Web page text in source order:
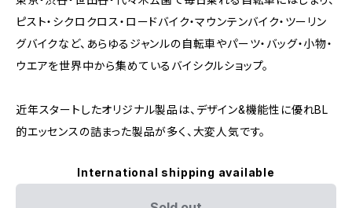
ピスト・シクロクロス・ロードバイク・マウンテンバイク・ツーリン
グバイクなど、あらゆるジャンルの自転車やパーツ・バッグ・小物・
ウエアを世界中から集めているバイシクルショップ。
近年スタートしたオリジナル製品は、デザイン&機能性に優れBL
的エッセンスの詰まった製品が多く、大変人気です。
International shipping available